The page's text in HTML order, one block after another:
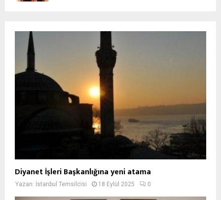
Diyanet İşleri Başkanlığına yeni atama
Yazan: İstanbul Temsilcisi 18 Eylül 2025 0